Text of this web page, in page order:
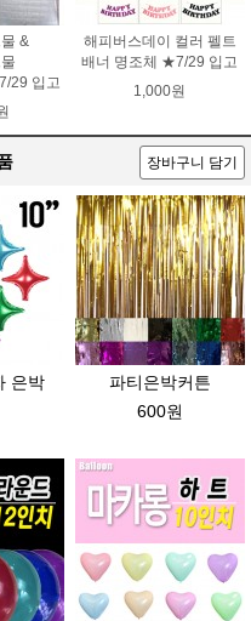
&
29 입고
해피버스데이 컬러 펠트
배너 명조체 ★7/29 입고
1,000원
장바구니 담기
은박
파티은박커튼
600원